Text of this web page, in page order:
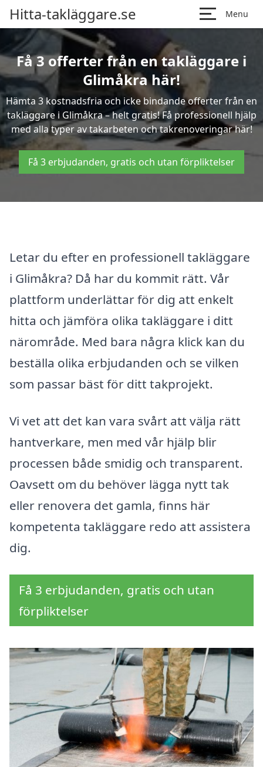
Hitta-takläggare.se Menu
Få 3 offerter från en takläggare i
Glimåkra här!
Hämta 3 kostnadsfria och icke bindande offerter från en
takläggare i Glimåkra – helt gratis! Få professionell hjälp
med alla typer av takarbeten och takrenoveringar här!
Få 3 erbjudanden, gratis och utan förpliktelser
Letar du efter en professionell takläggare
i Glimåkra? Då har du kommit rätt. Vår
plattform underlättar för dig att enkelt
hitta och jämföra olika takläggare i ditt
närområde. Med bara några klick kan du
beställa olika erbjudanden och se vilken
som passar bäst för ditt takprojekt.
Vi vet att det kan vara svårt att välja rätt
hantverkare, men med vår hjälp blir
processen både smidig och transparent.
Oavsett om du behöver lägga nytt tak
eller renovera det gamla, finns här
kompetenta takläggare redo att assistera
dig.
Få 3 erbjudanden, gratis och utan
förpliktelser